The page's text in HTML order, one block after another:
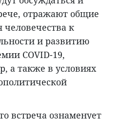
отражают общие
человечества к
и развитию
COVID-19,
а также в условиях
встреча ознаменует